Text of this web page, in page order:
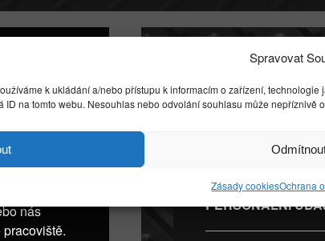
Spravovat
k ukládání a/nebo přístupu k informacím o zařízení,
na tomto webu. Nesouhlas nebo odvolání souhlasu může nepříznivě
Zásady cookiesOchrana
ji
nás
ONLINE
PERSONÁLNÍ